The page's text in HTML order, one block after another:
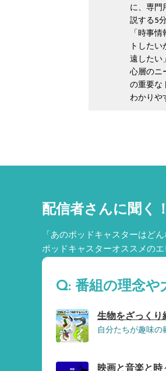
に、専門
説する5
「時事
トした
遠したい
心層のニ
の重要な
わかりや
配信者さんに聞く！
「あのポッドキャスターはど
ポッドキャスターオススメの
Q: 番組の理念や
生物をざっく
自分たちが趣味
映画と音楽と